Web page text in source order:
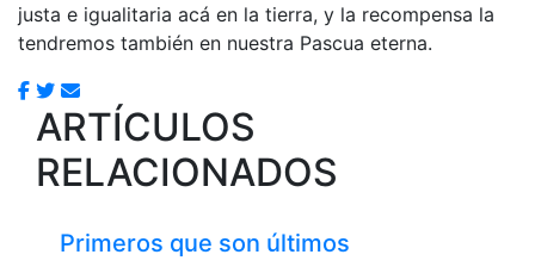
justa e igualitaria acá en la tierra, y la recompensa la
tendremos también en nuestra Pascua eterna.
ARTÍCULOS
RELACIONADOS
Primeros que son últimos